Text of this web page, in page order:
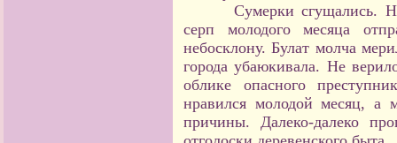
Сумерки сгущались.
серп молодого месяца
небосклону. Булат молча
города убаюкивала. Не
облике опасного
нравился молодой месяц, а
причины. Далеко-далеко